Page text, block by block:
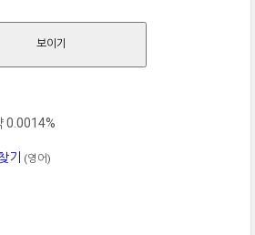
보이기
0.0014%
기 (영어)